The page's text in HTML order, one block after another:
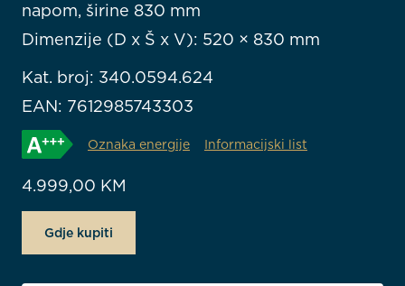
napom, širine 830 mm
Dimenzije (D x Š x V): 520 × 830 mm
Kat. broj: 340.0594.624
EAN: 7612985743303
Oznaka energije Informacijski list
4.999,00 KM
Gdje kupiti